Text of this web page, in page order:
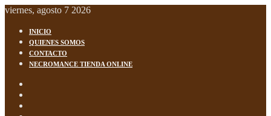
viernes, agosto 7 2026
INICIO
QUIENES SOMOS
CONTACTO
NECROMANCE TIENDA ONLINE